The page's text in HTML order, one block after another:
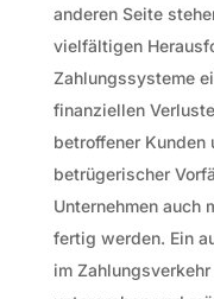
anderen Seite
vielfältigen
Zahlungssysteme
finanziellen
betroffener Kunden
betrügerischer
Unternehmen auch
fertig werden. Ein
im